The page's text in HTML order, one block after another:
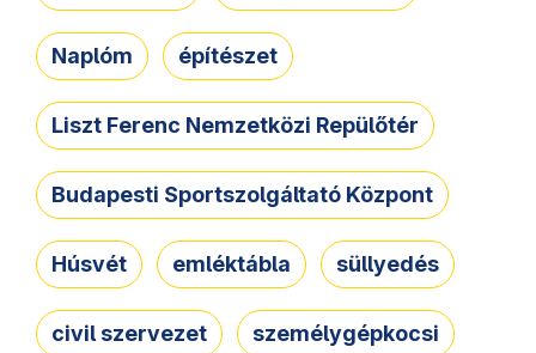
Naplóm építészet
Liszt Ferenc Nemzetközi Repülőtér
Budapesti Sportszolgáltató Központ
Húsvét emléktábla süllyedés
civil szervezet személygépkocsi